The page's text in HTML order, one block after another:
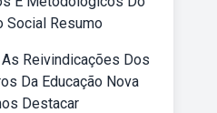
Social Resumo
Reivindicações Dos
Da Educação Nova
Destacar